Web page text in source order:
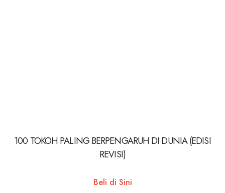
100 TOKOH PALING BERPENGARUH DI DUNIA (EDISI
REVISI)
Beli di Sini